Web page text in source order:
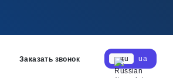
Заказать звонок ru ua